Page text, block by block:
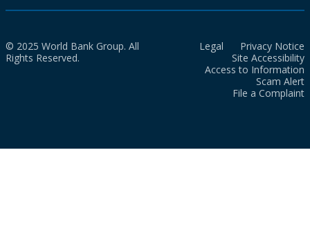
© 2025 World Bank Group. All
Rights Reserved.
Legal
Privacy Notice
Site Accessibility
Access to Information
Scam Alert
File a Complaint